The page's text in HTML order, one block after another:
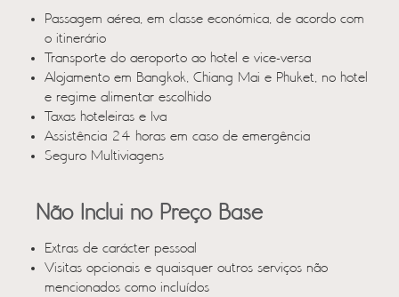
Passagem aérea, em classe económica, de acordo com
o itinerário
Transporte do aeroporto ao hotel e vice-versa
Alojamento em Bangkok, Chiang Mai e Phuket, no hotel
e regime alimentar escolhido
Taxas hoteleiras e Iva
Assistência 24 horas em caso de emergência
Seguro Multiviagens
Não Inclui no Preço Base
Extras de carácter pessoal
Visitas opcionais e quaisquer outros serviços não
mencionados como incluídos